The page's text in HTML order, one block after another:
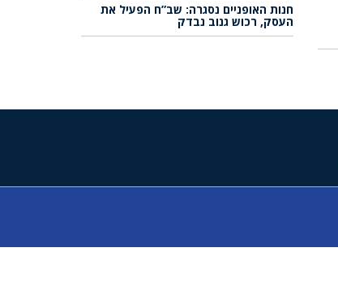
חנות האופניים נסגרה: שב”ח הפעיל את
העסק, רכוש גנוב נבדק